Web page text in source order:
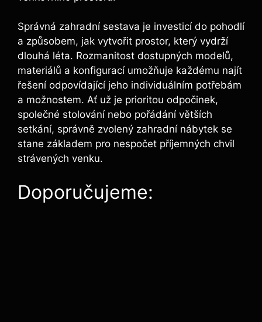
Správná zahradní sestava je investicí do pohodlí
a způsobem, jak vytvořit prostor, který vydrží
dlouhá léta. Rozmanitost dostupných modelů,
materiálů a konfigurací umožňuje každému najít
řešení odpovídající jeho individuálním potřebám
a možnostem. Ať už je prioritou odpočinek,
společné stolování nebo pořádání větších
setkání, správně zvolený zahradní nábytek se
stane základem pro nespočet příjemných chvil
strávených venku.
Doporučujeme: